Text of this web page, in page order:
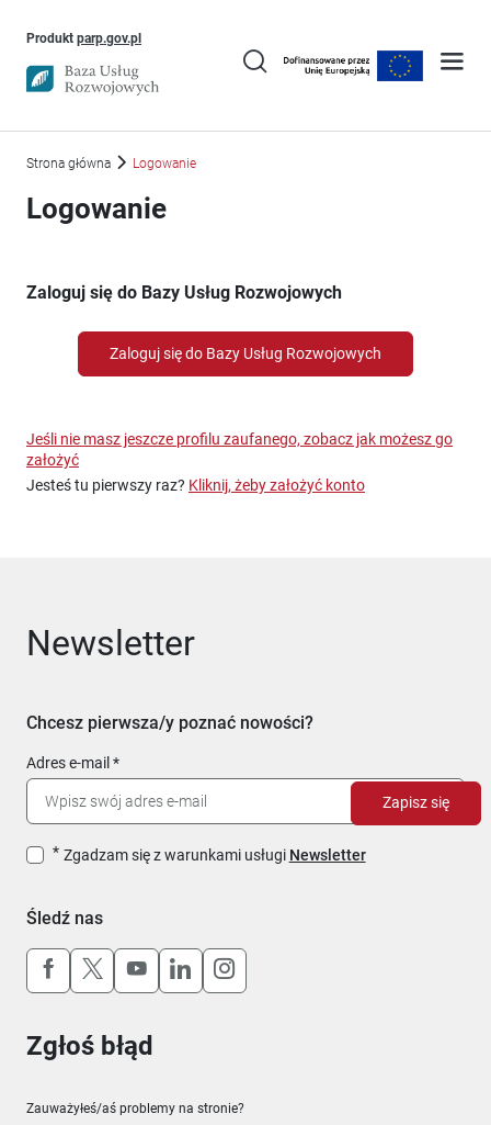
Produkt parp.gov.plUwaga, link otworzy się w nowym oknie
Strona główna Logowanie
Logowanie
Zaloguj się do Bazy Usług Rozwojowych
Zaloguj się do Bazy Usług Rozwojowych
Jeśli nie masz jeszcze profilu zaufanego, zobacz jak możesz go
założyć
Jesteś tu pierwszy raz? Kliknij, żeby założyć konto
Newsletter
Chcesz pierwsza/y poznać nowości?
Adres e-mail
Zgadzam się z warunkami usługi Newsletter
Zapisz się
Śledź nas
Uwaga, link otworzy się w nowym oknie
Uwaga, link otworzy się w nowym oknie
Uwaga, link otworzy się w nowym
Uwaga, link otworzy się w
Uwaga, link otworzy się w
Zgłoś błąd
Zauważyłeś/aś problemy na stronie?